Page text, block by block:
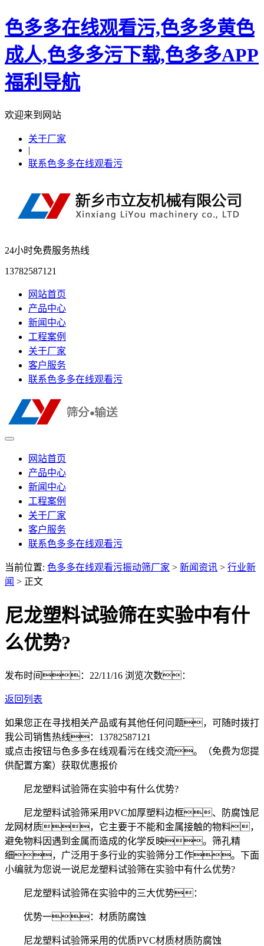
色多多在线观看污,色多多黄色
成人,色多多污下载,色多多APP
福利导航
欢迎来到网站
关于厂家
|
联系色多多在线观看污
24小时免费服务热线
13782587121
网站首页
产品中心
新闻中心
工程案例
关于厂家
客户服务
联系色多多在线观看污
网站首页
产品中心
新闻中心
工程案例
关于厂家
客户服务
联系色多多在线观看污
当前位置: 色多多在线观看污振动筛厂家 > 新闻资讯 > 行业新
闻 > 正文
尼龙塑料试验筛在实验中有什
么优势?
发布时间：22/11/16 浏览次数：
返回列表
如果您正在寻找相关产品或有其他任何问题，可随时拨打
我公司销售热线： 13782587121
或点击按钮与色多多在线观看污在线交流。（免费为您提
供配置方案） 获取优惠报价
尼龙塑料试验筛在实验中有什么优势?
尼龙塑料试验筛采用PVC加厚塑料边框、防腐蚀尼
龙网材质，它主要于不能和金属接触的物料，
避免物料因遇到金属而造成的化学反映。筛孔精
细，广泛用于多行业的实验筛分工作。下面
小编就为您说一说尼龙塑料试验筛在实验中有什么优势?
尼龙塑料试验筛在实验中的三大优势：
优势一：材质防腐蚀
尼龙塑料试验筛采用的优质PVC材质材质防腐蚀